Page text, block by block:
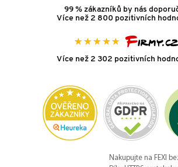
99 % zákazníků by nás
Více než 2 800 pozitivních
Více než 2 302 pozitivních
Nakupujte na FEXI